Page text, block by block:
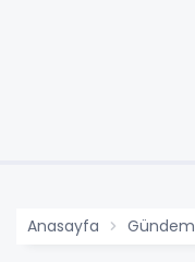
Anasayfa Gündem